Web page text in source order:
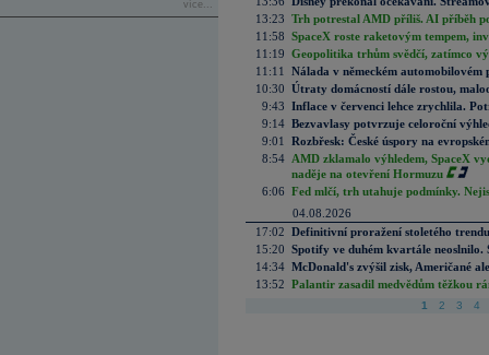
více...
13:23 Trh potrestal AMD příliš. AI příběh
11:58 SpaceX roste raketovým tempem,
11:19 Geopolitika trhům svědčí, zatímco
11:11
Nálada v německém automobilovém
10:30 Útraty domácností dále rostou,
9:43 Inflace v červenci lehce zrychlila.
9:14 Bezvavlasy potvrzuje celoroční
9:01
Rozbřesk: České úspory na
8:54 AMD zklamalo výhledem, SpaceX
naděje na otevření Hormuzu
6:06 Fed mlčí, trh utahuje podmínky.
04.08.2026
17:02 Definitivní proražení stoletého
15:20 Spotify ve duhém kvartále neoslnilo.
14:34 McDonald's zvýšil zisk, Američané
13:52 Palantir zasadil medvědům těžkou
1 2 3 4